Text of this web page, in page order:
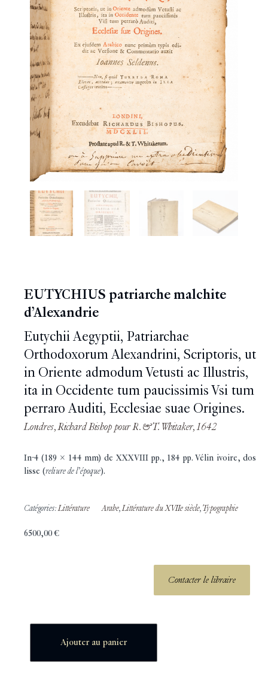
EUTYCHIUS patriarche malchite
d’Alexandrie
Eutychii Aegyptii, Patriarchae
Orthodoxorum Alexandrini, Scriptoris, ut
in Oriente admodum Vetusti ac Illustris,
ita in Occidente tum paucissimis Vsi tum
perraro Auditi, Ecclesiae suae Origines.
Londres, Richard Bishop pour R. & T. Whitaker, 1642
In-4 (189 x 144 mm) de XXXVIII pp., 184 pp. Vélin ivoire, dos
lisse (reliure de l’époque).
Catégories: Littérature Arabe, Littérature du XVIIe siècle, Typographie
6500,00€
Contacter le libraire
Ajouter au panier